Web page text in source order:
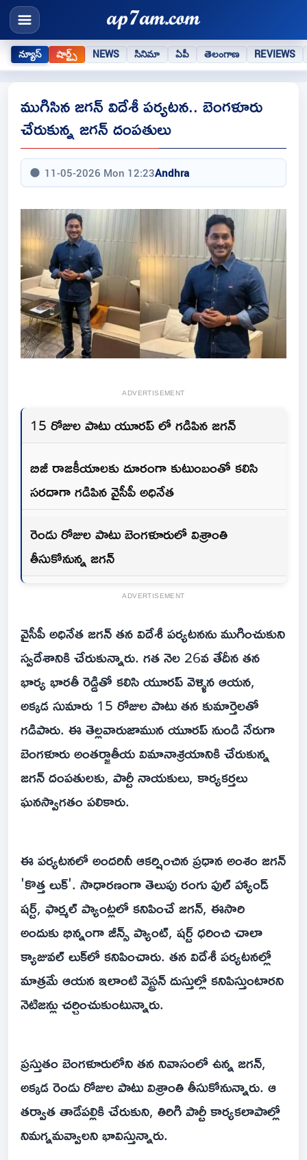
న్యూస్ షార్ట్స్ NEWS సినిమా ఏపీ తెలంగాణ REVIEWS
ముగిసిన జగన్ విదేశీ పర్యటన.. బెంగళూరు
చేరుకున్న జగన్ దంపతులు
11-05-2026 Mon 12:23Andhra
ADVERTISEMENT
15 రోజుల పాటు యూరప్ లో గడిపిన జగన్
బిజీ రాజకీయాలకు దూరంగా కుటుంబంతో కలిసి
సరదాగా గడిపిన వైసీపీ అధినేత
రెండు రోజుల పాటు బెంగళూరులో విశ్రాంతి
తీసుకోనున్న జగన్
ADVERTISEMENT
వైసీపీ అధినేత జగన్ తన విదేశీ పర్యటనను ముగించుకుని
స్వదేశానికి చేరుకున్నారు. గత నెల 26వ తేదీన తన
భార్య భారతీ రెడ్డితో కలిసి యూరప్ వెళ్ళిన ఆయన,
అక్కడ సుమారు 15 రోజుల పాటు తన కుమార్తెలతో
గడిపారు. ఈ తెల్లవారుజామున యూరప్ నుండి నేరుగా
బెంగళూరు అంతర్జాతీయ విమానాశ్రయానికి చేరుకున్న
జగన్ దంపతులకు, పార్టీ నాయకులు, కార్యకర్తలు
ఘనస్వాగతం పలికారు.
ఈ పర్యటనలో అందరినీ ఆకర్షించిన ప్రధాన అంశం జగన్
'కొత్త లుక్'. సాధారణంగా తెలుపు రంగు ఫుల్ హ్యాండ్
షర్ట్, ఫార్మల్ ప్యాంట్లలో కనిపించే జగన్, ఈసారి
అందుకు భిన్నంగా జీన్స్ ప్యాంట్, షర్ట్ ధరించి చాలా
క్యాజువల్ లుక్‌లో కనిపించారు. తన విదేశీ పర్యటనల్లో
మాత్రమే ఆయన ఇలాంటి వెస్ట్రన్ దుస్తుల్లో కనిపిస్తుంటారని
నెటిజన్లు చర్చించుకుంటున్నారు.
ప్రస్తుతం బెంగళూరులోని తన నివాసంలో ఉన్న జగన్,
అక్కడ రెండు రోజుల పాటు విశ్రాంతి తీసుకోనున్నారు. ఆ
తర్వాత తాడేపల్లికి చేరుకుని, తిరిగి పార్టీ కార్యకలాపాల్లో
నిమగ్నమవ్వాలని భావిస్తున్నారు.